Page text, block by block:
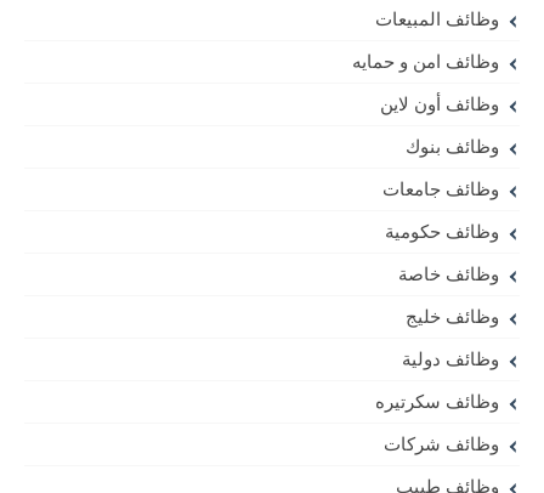
وظائف المبيعات
وظائف امن و حمايه
وظائف أون لاين
وظائف بنوك
وظائف جامعات
وظائف حكومية
وظائف خاصة
وظائف خليج
وظائف دولية
وظائف سكرتيره
وظائف شركات
وظائف طبيب